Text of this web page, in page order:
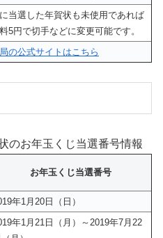
当選した年賀状も未使用であれば
5円で切手などに変更可能です。
の公式サイトはこちら
のお年玉くじ当選番号情報
お年玉くじ当選番号
年1月20日（日）
年1月21日（月）～2019年7月22